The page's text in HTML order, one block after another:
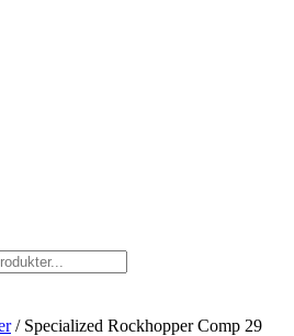
/ Specialized Rockhopper Comp 29